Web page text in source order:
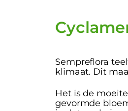
Sempreflora
klimaat. Dit
Het is de
gevormde